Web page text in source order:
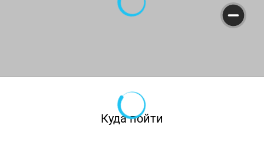
её основе, не оставят ни одного шанса
обновляется ежедневно.
Куда пойти